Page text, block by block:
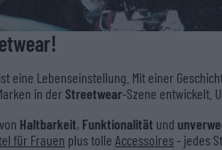
eine Lebenseinstellung. Mit einer
in der Streetwear-Szene entwickelt.
Haltbarkeit, Funktionalität und
für Frauen plus tolle Accessoires- jedes